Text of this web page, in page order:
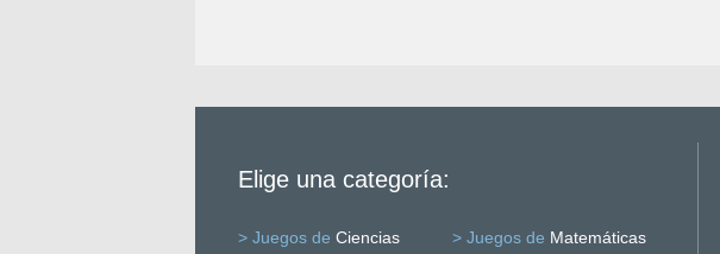
Elige una categoría:
> Juegos de Ciencias > Juegos de Matemáticas